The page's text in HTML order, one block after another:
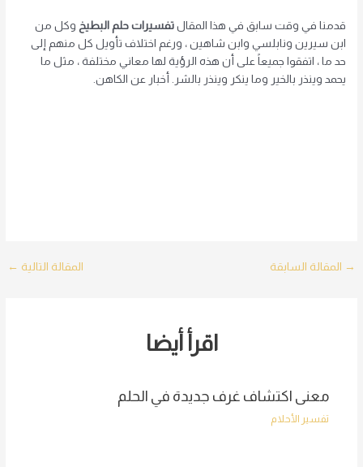
قدمنا ​​في وقت سابق في هذا المقالتفسيرات حلم البطيخ وكل من
ابن سيرين ونابلسي وابن شاهين ، ورغم اختلاف تأويل كل منهم إلى
حد ما ، اتفقوا جميعاً على أن هذه الرؤية لها معاني مختلفة ، مثل ما
يحمد وينذر بالخير وما ينكر وينذر بالشر. أخبار عن الكاهن.
Post
→ المقالة السابقة المقالة التالية ←
اقرأ أيضا
معنى اكتشاف غرف جديدة في الحلم
تفسير الأحلام